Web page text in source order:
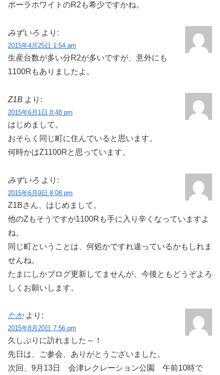
ポーラホワイトのR2も希少ですかね。
みずいろ より:
2015年4月25日 1:54 am
生産台数が多い分R2が多いですが、意外にも
1100Rもありましたよ。
Z1B より:
2015年6月1日 8:48 pm
はじめまして。
おそらく同じ町に住んでいると思います。
何時かはZ1100Rと思っています。
みずいろ より:
2015年6月9日 8:08 pm
Z1Bさん、はじめまして。
他のZもそうですが1100Rも手に入り辛くなっていますよ
ね。
同じ町ということは、何処かですれ違っているかもしれま
せんね。
たまにしかブログ更新してませんが、今後ともどうぞよろ
しくお願いします。
たか より:
2015年8月20日 7:56 pm
久しぶりに訪れました～！
先日は、ご参会、ありがとうございました。
次回、9月13日 会津レクレーション公園 午前10時で